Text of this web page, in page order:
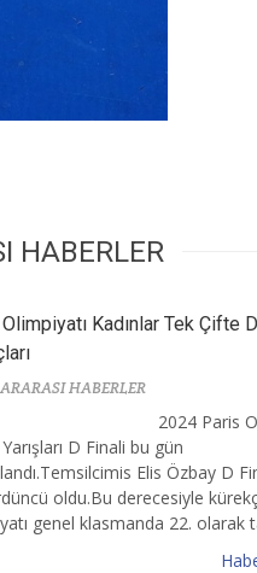
HABERLER
Kadınlar Tek Çifte
HABERLER
2024 Paris
D Finali bu gün
Elis Özbay D
oldu.Bu derecesiyle
genel klasmanda 22. olarak